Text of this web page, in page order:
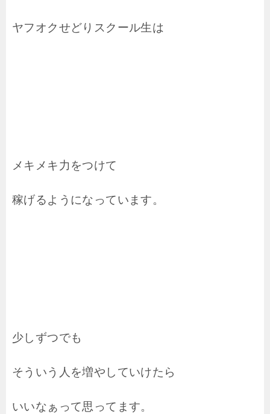
ヤフオクせどりスクール生は
メキメキ力をつけて
稼げるようになっています。
少しずつでも
そういう人を増やしていけたら
いいなぁって思ってます。